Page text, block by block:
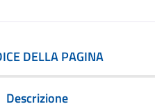
DELLA PAGINA
Descrizione